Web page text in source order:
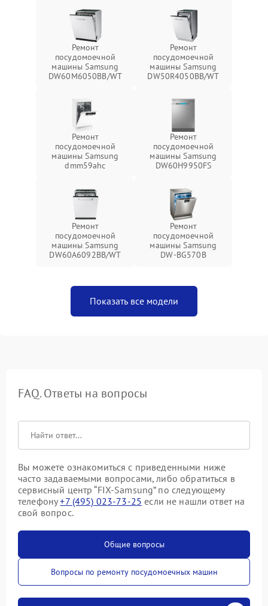
Ремонт
посудомоечной
машины Samsung
DW60M6050BB/WT
Ремонт
посудомоечной
машины Samsung
DW50R4050BB/WT
Ремонт
посудомоечной
машины Samsung
dmm59ahc
Ремонт
посудомоечной
машины Samsung
DW60H9950FS
Ремонт
посудомоечной
машины Samsung
DW60A6092BB/WT
Ремонт
посудомоечной
машины Samsung
DW-BG570B
Показать все модели
FAQ. Ответы на вопросы
Вы можете ознакомиться с приведенными ниже
часто задаваемыми вопросами, либо обратиться в
сервисный центр “FIX-Samsung” по следующему
телефону+7 (495) 023-73-25 если не нашли ответ на
свой вопрос.
Общие вопросы
Вопросы по ремонту посудомоечных машин